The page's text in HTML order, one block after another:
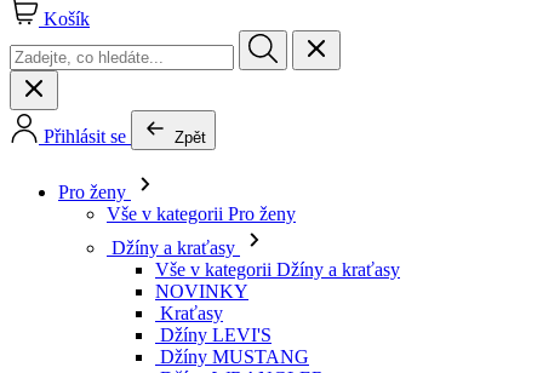
Košík
Přihlásit se Zpět
Pro ženy
Vše v kategorii Pro ženy
Džíny a kraťasy
Vše v kategorii Džíny a kraťasy
NOVINKY
Kraťasy
Džíny LEVI'S
Džíny MUSTANG